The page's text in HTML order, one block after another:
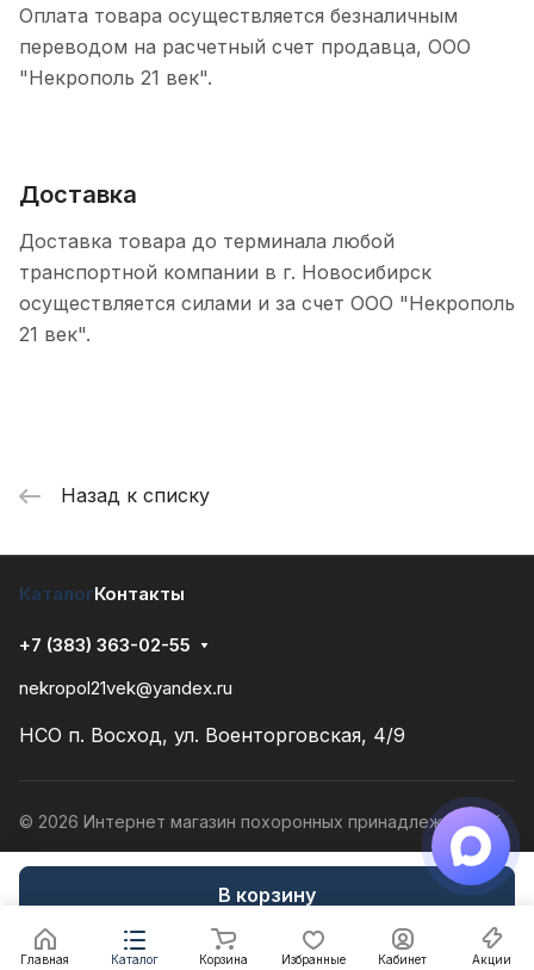
В корзину
Оплата товара осуществляется безналичным
переводом на расчетный счет продавца, ООО
"Некрополь 21 век".
Доставка
Доставка товара до терминала любой
транспортной компании в г. Новосибирск
осуществляется силами и за счет ООО "Некрополь
21 век".
Назад к списку
Главная Каталог Корзина Избранные Кабинет Акции
КаталогКонтакты
+7 (383) 363-02-55
nekropol21vek@yandex.ru
НСО п. Восход, ул. Военторговская, 4/9
© 2026 Интернет магазин похоронных принадлежностей
Конфиденциальность Разработано в